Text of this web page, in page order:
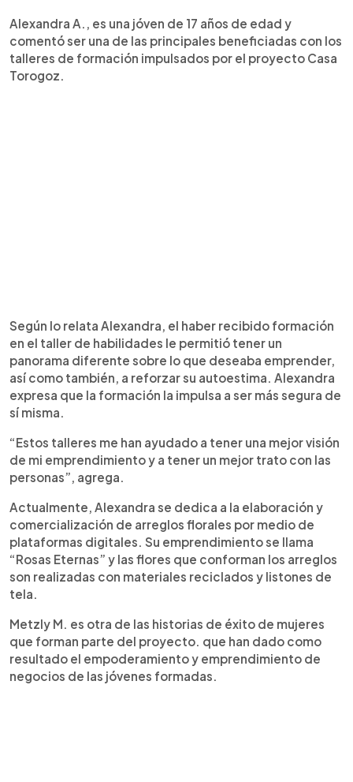
Alexandra A., es una jóven de 17 años de edad y
comentó ser una de las principales beneficiadas con los
talleres de formación impulsados por el proyecto Casa
Torogoz.
Según lo relata Alexandra, el haber recibido formación
en el taller de habilidades le permitió tener un
panorama diferente sobre lo que deseaba emprender,
así como también, a reforzar su autoestima. Alexandra
expresa que la formación la impulsa a ser más segura de
sí misma.
“Estos talleres me han ayudado a tener una mejor visión
de mi emprendimiento y a tener un mejor trato con las
personas”, agrega.
Actualmente, Alexandra se dedica a la elaboración y
comercialización de arreglos florales por medio de
plataformas digitales. Su emprendimiento se llama
“Rosas Eternas” y las flores que conforman los arreglos
son realizadas con materiales reciclados y listones de
tela.
Metzly M. es otra de las historias de éxito de mujeres
que forman parte del proyecto. que han dado como
resultado el empoderamiento y emprendimiento de
negocios de las jóvenes formadas.